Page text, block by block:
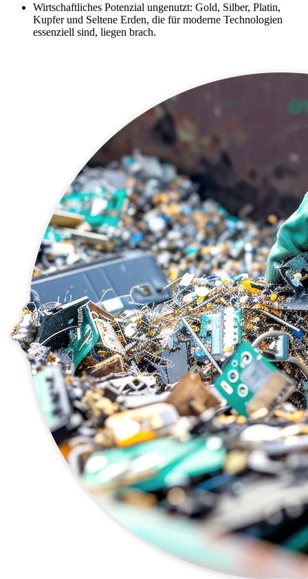
Wirtschaftliches Potenzial ungenutzt: Gold, Silber, Platin,
Kupfer und Seltene Erden, die für moderne Technologien
essenziell sind, liegen brach.